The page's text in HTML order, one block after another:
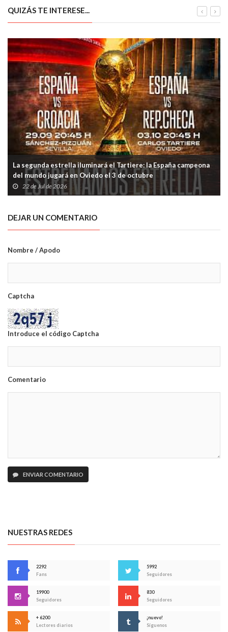
QUIZÁS TE INTERESE...
La segunda estrella iluminará el Tartiere: la España campeona
del mundo jugará en Oviedo el 3 de octubre
22 de Jul de 2026
DEJAR UN COMENTARIO
Nombre / Apodo
Captcha
Introduce el código Captcha
Comentario
ENVIAR COMENTARIO
NUESTRAS REDES
2292
Fans
5992
Seguidores
19900
Seguidores
830
Seguidores
+ 6200
Lectores diarios
¡nuevo!
Síguenos